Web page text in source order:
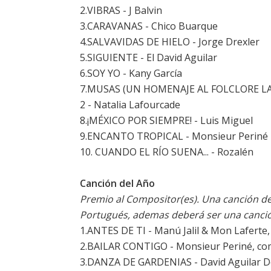
2.VIBRAS - J Balvin
3.CARAVANAS - Chico Buarque
4.SALVAVIDAS DE HIELO - Jorge Drexler
5.SIGUIENTE - El David Aguilar
6.SOY YO - Kany García
7.MUSAS (UN HOMENAJE AL FOLCLORE
2 - Natalia Lafourcade
8.¡MÉXICO POR SIEMPRE! - Luis Miguel
9.ENCANTO TROPICAL - Monsieur Periné
10. CUANDO EL RÍO SUENA... - Rozalén
Canción del Año
Premio al Compositor(es). Una canción
Portugués, ademas deberá ser una
1.ANTES DE TI - Manú Jalil & Mon
2.BAILAR CONTIGO - Monsieur Periné,
3.DANZA DE GARDENIAS - David